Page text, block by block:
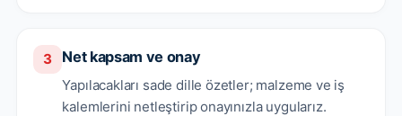
3 Net kapsam ve onay
Yapılacakları sade dille özetler; malzeme ve iş
kalemlerini netleştirip onayınızla uygularız.